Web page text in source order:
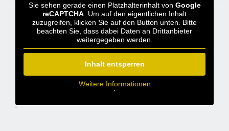
Sie sehen gerade einen Platzhalterinhalt von Google
reCAPTCHA . Um auf den eigentlichen Inhalt
zuzugreifen, klicken Sie auf den Button unten. Bitte
beachten Sie, dass dabei Daten an Drittanbieter
weitergegeben werden.
Inhalt entsperren
Weitere Informationen
'
'